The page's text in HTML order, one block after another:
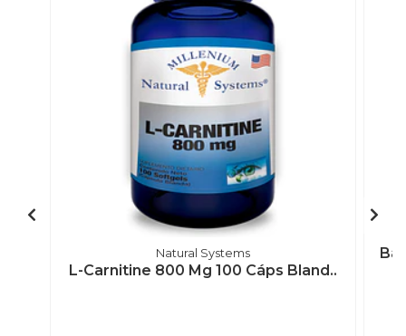
Natural Systems
L-Carnitine 800 Mg 100 Cáps Bland..